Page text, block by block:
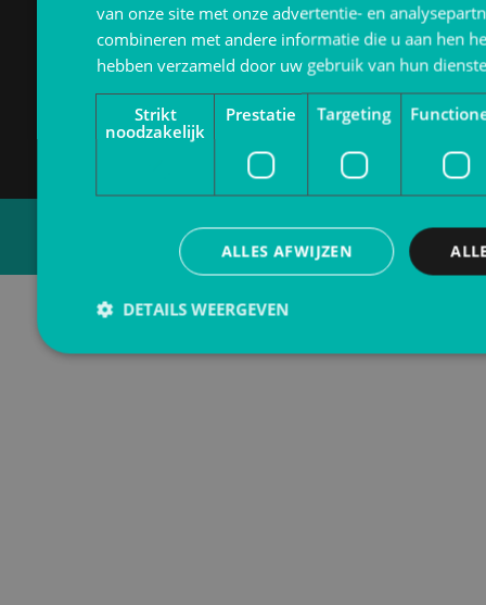
© 2024 | Stoffers BV | Stationstraat 39 | 6181 AD Elsloo |
+31 (0)46 437 60 36 | info@stoffersbv.nl
Marketing & Branding
van onze site met onze advertentie- en
combineren met andere informatie die u aan hen
hebben verzameld door uw gebruik van hun
Strikt
noodzakelijk
Prestatie Targeting
ALLES AFWIJZEN
DETAILS WEERGEVEN